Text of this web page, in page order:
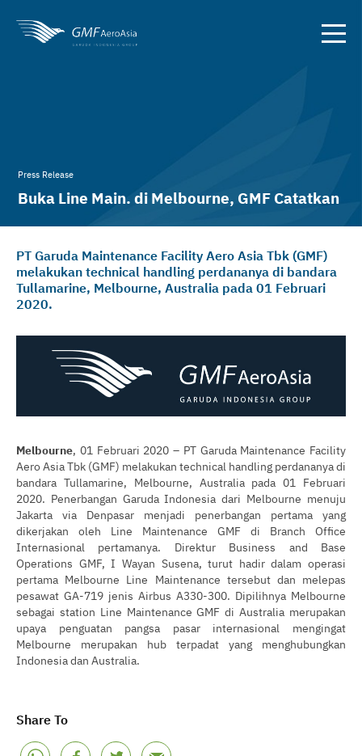
Press Release
Buka Line Main. di Melbourne, GMF Catatkan
Share To
PT Garuda Maintenance Facility Aero Asia Tbk (GMF)
melakukan technical handling perdananya di bandara
Tullamarine, Melbourne, Australia pada 01 Februari
2020.
Melbourne, 01 Februari 2020 – PT Garuda Maintenance Facility
Aero Asia Tbk (GMF) melakukan technical handling perdananya di
bandara Tullamarine, Melbourne, Australia pada 01 Februari
2020. Penerbangan Garuda Indonesia dari Melbourne menuju
Jakarta via Denpasar menjadi penerbangan pertama yang
dikerjakan oleh Line Maintenance GMF di Branch Office
Internasional pertamanya. Direktur Business and Base
Operations GMF, I Wayan Susena, turut hadir dalam operasi
pertama Melbourne Line Maintenance tersebut dan melepas
pesawat GA-719 jenis Airbus A330-300. Dipilihnya Melbourne
sebagai station Line Maintenance GMF di Australia merupakan
upaya penguatan pangsa pasar internasional mengingat
Melbourne merupakan hub terpadat yang menghubungkan
Indonesia dan Australia.